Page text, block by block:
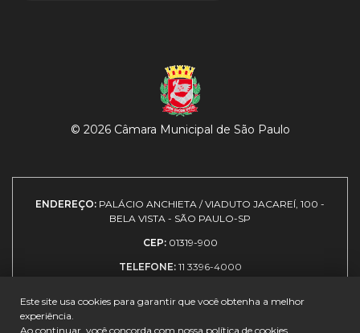
© 2026 Câmara Municipal de São Paulo
ENDEREÇO: PALÁCIO ANCHIETA / VIADUTO JACAREÍ, 100 -
BELA VISTA - SÃO PAULO-SP
CEP: 01319-900
TELEFONE: 11 3396-4000
Expediente| Política de | Como | Guia de
Este site usa cookies para garantir que você obtenha a melhor
experiência.
Ao continuar, você concorda com nossa política de cookies.